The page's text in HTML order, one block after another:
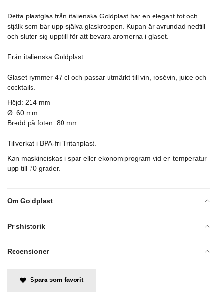
Om Goldplast
Prishistorik
Recensioner
Detta plastglas från italienska Goldplast har en elegant fot och
stjälk som bär upp själva glaskroppen. Kupan är avrundad nedtill
och sluter sig upptill för att bevara aromerna i glaset.
Från italienska Goldplast.
Glaset rymmer 47 cl och passar utmärkt till vin, rosévin, juice och
cocktails.
Höjd: 214 mm
Ø: 60 mm
Bredd på foten: 80 mm
Tillverkat i BPA-fri Tritanplast.
Kan maskindiskas i spar eller ekonomiprogram vid en temperatur
upp till 70 grader.
Spara som favorit